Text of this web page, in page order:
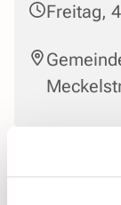
Freitag,